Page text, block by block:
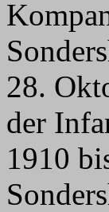
28.
der
1910